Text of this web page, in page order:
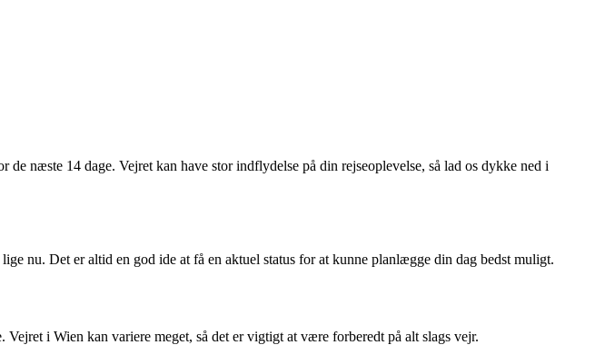
næste 14 dage. Vejret kan have stor indflydelse på din rejseoplevelse, så lad os dykke ned i
nu. Det er altid en god ide at få en aktuel status for at kunne planlægge din dag bedst muligt.
i Wien kan variere meget, så det er vigtigt at være forberedt på alt slags vejr.